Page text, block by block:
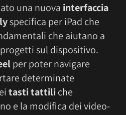
una nuova interfaccia
specifica per iPad che
che aiutano a
sul dispositivo.
per poter navigare
determinate
tasti tattiliche
e la modifica dei video-